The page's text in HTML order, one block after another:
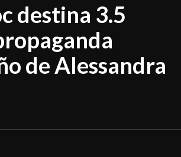
destina 3.5
de Alessandra